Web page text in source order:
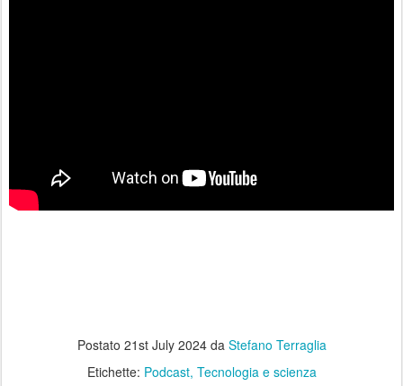
Postato 21st July 2024da Stefano Terraglia
Etichette: Podcast Tecnologia e scienza